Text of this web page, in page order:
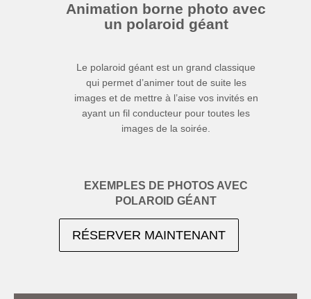
Animation borne photo avec
un polaroid géant
Le polaroid géant est un grand classique
qui permet d’animer tout de suite les
images et de mettre à l’aise vos invités en
ayant un fil conducteur pour toutes les
images de la soirée.
EXEMPLES DE PHOTOS AVEC
POLAROID GÉANT
RÉSERVER MAINTENANT